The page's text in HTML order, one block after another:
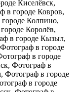
Киселёвск,
в городе Ковров,
Колпино,
Королёв,
в городе Кызыл,
в городе
в городе
Фотограф в
Фотограф в городе
в городе